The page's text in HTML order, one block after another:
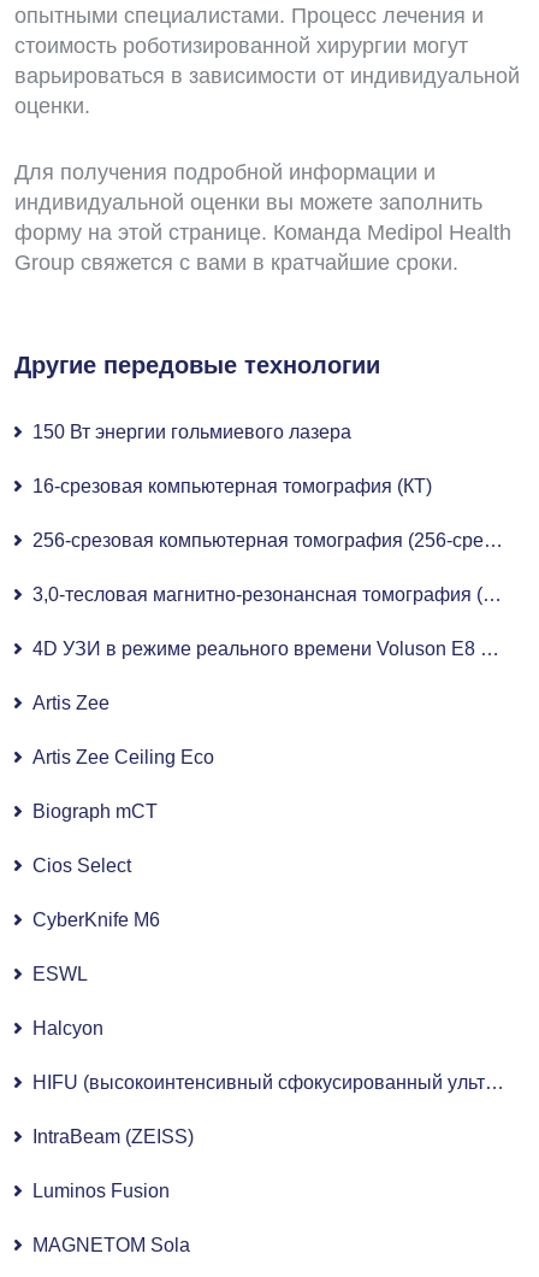
опытными специалистами. Процесс лечения и
стоимость роботизированной хирургии могут
варьироваться в зависимости от индивидуальной
оценки.
Для получения подробной информации и
индивидуальной оценки вы можете заполнить
форму на этой странице. Команда Medipol Health
Group свяжется с вами в кратчайшие сроки.
Другие передовые технологии
150 Вт энергии гольмиевого лазера
16-срезовая компьютерная томография (КТ)
256-срезовая компьютерная томография (256-срезовая КТ)
3,0-тесловая магнитно-резонансная томография (МРТ 3,0 Тл)
4D УЗИ в режиме реального времени Voluson E8 Expert
Artis Zee
Artis Zee Ceiling Eco
Biograph mCT
Cios Select
CyberKnife M6
ESWL
Halcyon
HIFU (высокоинтенсивный сфокусированный ультразвук)
IntraBeam (ZEISS)
Luminos Fusion
MAGNETOM Sola